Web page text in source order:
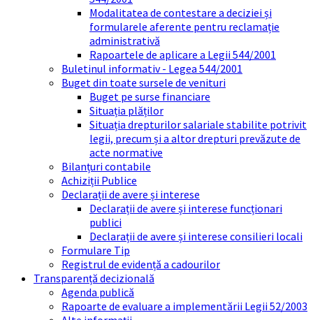
Modalitatea de contestare a deciziei și
formularele aferente pentru reclamație
administrativă
Rapoartele de aplicare a Legii 544/2001
Buletinul informativ - Legea 544/2001
Buget din toate sursele de venituri
Buget pe surse financiare
Situația plăților
Situația drepturilor salariale stabilite potrivit
legii, precum și a altor drepturi prevăzute de
acte normative
Bilanțuri contabile
Achiziții Publice
Declarații de avere și interese
Declarații de avere și interese funcționari
publici
Declarații de avere și interese consilieri locali
Formulare Tip
Registrul de evidență a cadourilor
Transparență decizională
Agenda publică
Rapoarte de evaluare a implementării Legii 52/2003